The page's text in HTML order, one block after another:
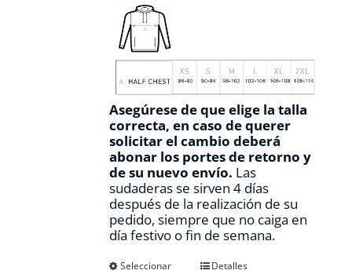
Asegúrese de que elige la talla
correcta, en caso de querer
solicitar el cambio deberá
abonar los portes de retorno y
de su nuevo envío. Las
sudaderas se sirven 4 días
después de la realización de su
pedido, siempre que no caiga en
día festivo o fin de semana.
Seleccionar
EsteDetalles